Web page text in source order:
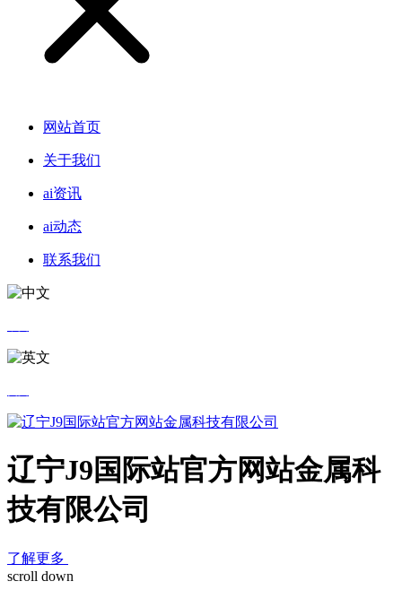
网站首页
关于我们
ai资讯
ai动态
联系我们
辽宁J9国际站官方网站金属科
技有限公司
了解更多
scroll down